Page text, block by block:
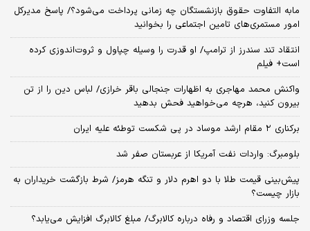
مابه التفاوت حقوق بازنشستگان چه زمانی پرداخت می‌شود؟/ پاسخ مدیرکل
امور مستمری‌های تامین اجتماعی را بخوانید
انتقاد تند سندرز از ترامپ/ او قدرت را وسیله چپاول و ثروت‌اندوزی کرده
است+ فیلم
واکنش محمد مهاجری به اظهارات جنجالی باقر خرازی/ لباس دین را از تن
بیرون کنید، هرچه می‌خواهید فحش بدهید
برکناری ۲ مقام‌ ارشد موساد در پی شکست توطئه علیه ایران
بلومبرگ: واردات نفت آمریکا از عربستان صفر شد
پیش‌بینی قیمت طلا با دو اهرم دلار و تنگه هرمز/ شرط بازگشت خریداران به
بازار چیست؟
جلسه وزرای اقتصاد و رفاه درباره کالابرگ/ مبلغ کالابرگ افزایش می‌یابد؟